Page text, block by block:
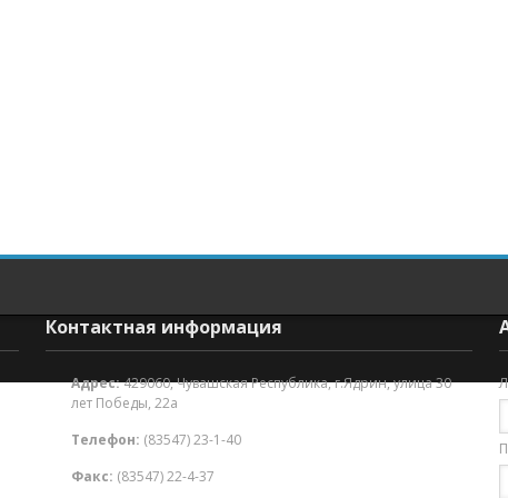
Контактная информация
Адрес:429060, Чувашская Республика, г.Ядрин, улица 30
лет Победы, 22а
Телефон: (83547) 23-1-40
Факс: (83547) 22-4-37